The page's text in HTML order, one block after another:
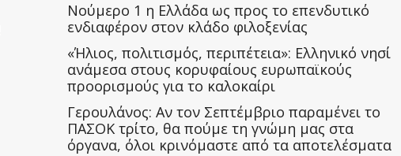
Nούμερο 1 η Ελλάδα ως προς το επενδυτικό
ενδιαφέρον στον κλάδο φιλοξενίας
«Ήλιος, πολιτισμός, περιπέτεια»: Ελληνικό νησί
ανάμεσα στους κορυφαίους ευρωπαϊκούς
προορισμούς για το καλοκαίρι
Γερουλάνος: Αν τον Σεπτέμβριο παραμένει το
ΠΑΣΟΚ τρίτο, θα πούμε τη γνώμη μας στα
όργανα, όλοι κρινόμαστε από τα αποτελέσματα